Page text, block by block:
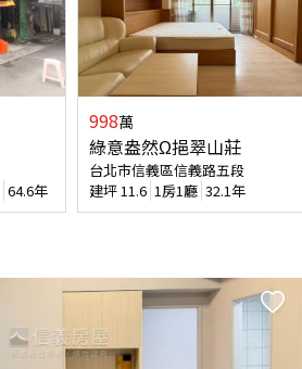
64.6年
998萬
綠意盎然Ω挹翠山莊
台北市信義區信義路五段
建坪11.6 1房1廳 32.1年